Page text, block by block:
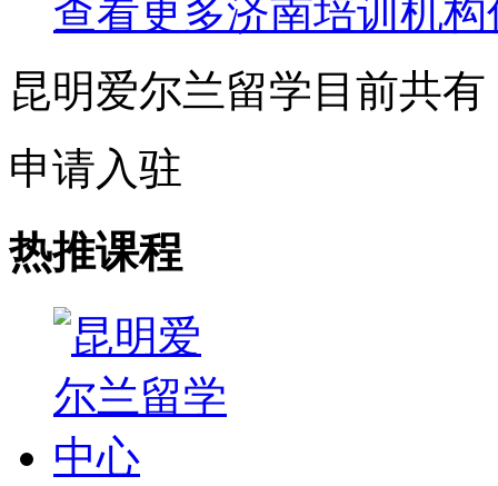
查看更多济南培训机构
昆明爱尔兰留学目前共有
申请入驻
热推课程